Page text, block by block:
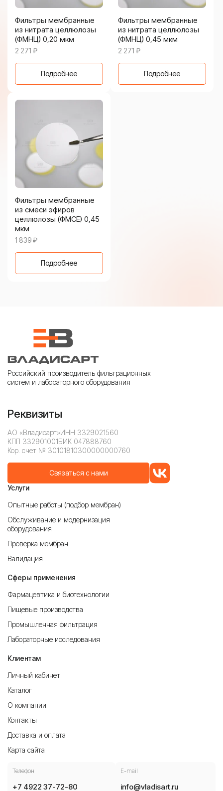
Фильтры мембранные
из нитрата целлюлозы
(ФМНЦ) 0,20 мкм
2 271 ₽
Подробнее
Фильтры мембранные
из нитрата целлюлозы
(ФМНЦ) 0,45 мкм
2 271 ₽
Подробнее
Фильтры мембранные
из смеси эфиров
целлюлозы (ФМСЕ) 0,45
мкм
1 839₽
Подробнее
Российский производитель фильтрационных
систем и лабораторного оборудования
Реквизиты
АО «Владисарт»ИНН 3329021560
КПП 332901001БИК 047888760
Кор. счет № 30101810300000000760
Связаться с нами
Услуги
Опытные работы (подбор мембран)
Обслуживание и модернизация
оборудования
Проверка мембран
Валидация
Сферы применения
Фармацевтика и биотехнологии
Пищевые производства
Промышленная фильтрация
Лабораторные исследования
Клиентам
Личный кабинет
Каталог
О компании
Контакты
Доставка и оплата
Карта сайта
Телефон
+7 4922 37-72-80
E-mail
info@vladisart.ru